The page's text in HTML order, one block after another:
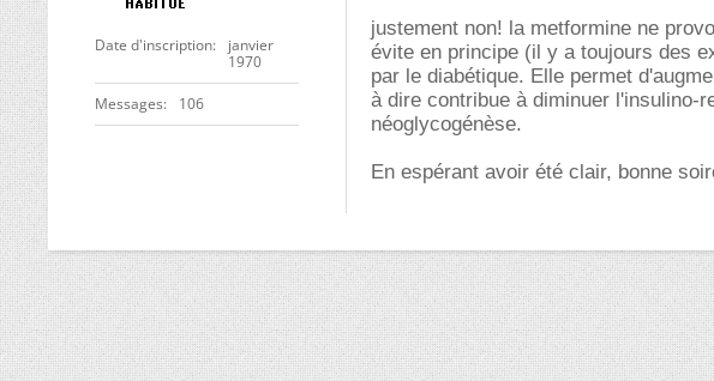
Date d'inscription
janvier
1970
Messages 106
justement non! la metformine ne
évite en principe (il y a toujours des
par le diabétique. Elle permet
à dire contribue à diminuer l'insulino-
néoglycogénèse.
En espérant avoir été clair, bonne